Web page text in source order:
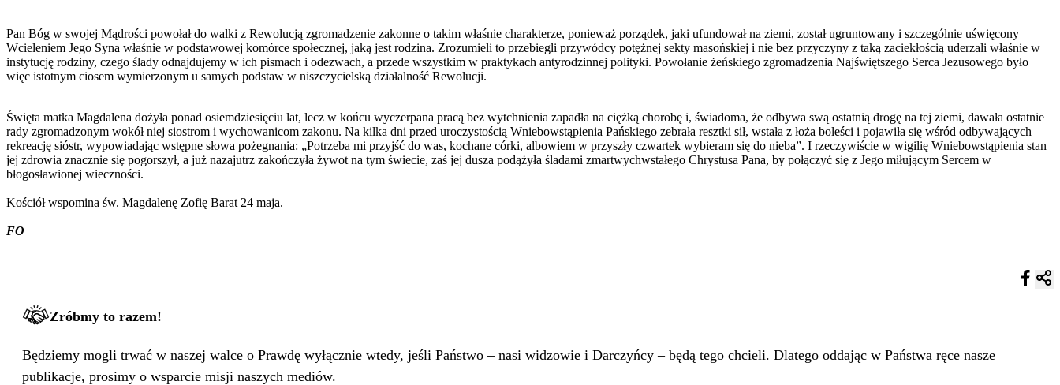
Pan Bóg w swojej Mądrości powołał do walki z Rewolucją zgromadzenie zakonne o takim właśnie charakterze, ponieważ porządek, jaki ufundował na ziemi, został ugruntowany i szczególnie uświęcony
Wcieleniem Jego Syna właśnie w podstawowej komórce społecznej, jaką jest rodzina. Zrozumieli to przebiegli przywódcy potężnej sekty masońskiej i nie bez przyczyny z taką zaciekłością uderzali właśnie w
instytucję rodziny, czego ślady odnajdujemy w ich pismach i odezwach, a przede wszystkim w praktykach antyrodzinnej polityki. Powołanie żeńskiego zgromadzenia Najświętszego Serca Jezusowego było
więc istotnym ciosem wymierzonym u samych podstaw w niszczycielską działalność Rewolucji.
Święta matka Magdalena dożyła ponad osiemdziesięciu lat, lecz w końcu wyczerpana pracą bez wytchnienia zapadła na ciężką chorobę i, świadoma, że odbywa swą ostatnią drogę na tej ziemi, dawała ostatnie
rady zgromadzonym wokół niej siostrom i wychowanicom zakonu. Na kilka dni przed uroczystością Wniebowstąpienia Pańskiego zebrała resztki sił, wstała z łoża boleści i pojawiła się wśród odbywających
rekreację sióstr, wypowiadając wstępne słowa pożegnania: „Potrzeba mi przyjść do was, kochane córki, albowiem w przyszły czwartek wybieram się do nieba”. I rzeczywiście w wigilię Wniebowstąpienia stan
jej zdrowia znacznie się pogorszył, a już nazajutrz zakończyła żywot na tym świecie, zaś jej dusza podążyła śladami zmartwychwstałego Chrystusa Pana, by połączyć się z Jego miłującym Sercem w
błogosławionej wieczności.
Kościół wspomina św. Magdalenę Zofię Barat 24 maja.
FO
Zróbmy to razem!
Będziemy mogli trwać w naszej walce o Prawdę wyłącznie wtedy, jeśli Państwo – nasi widzowie i Darczyńcy – będą tego chcieli. Dlatego oddając w Państwa ręce nasze
publikacje, prosimy o wsparcie misji naszych mediów.